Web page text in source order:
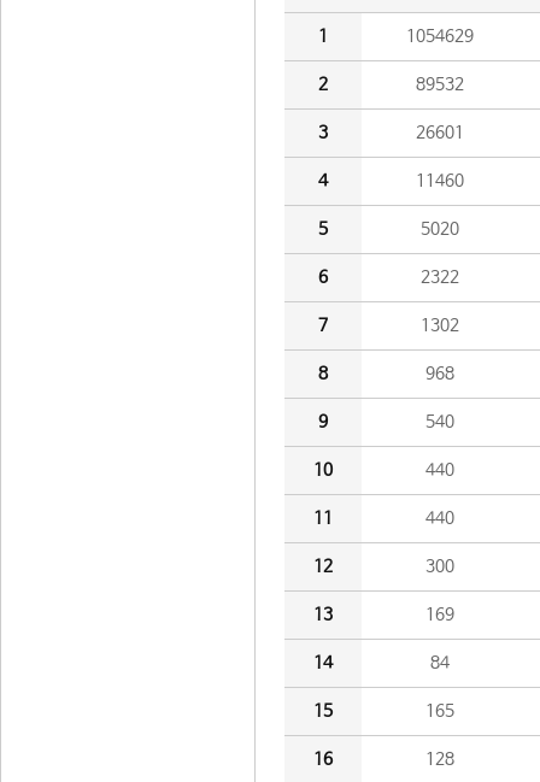
1 1054629
2 89532
3 26601
4 11460
5 5020
6 2322
7 1302
8 968
9 540
10 440
11 440
12 300
13 169
14 84
15 165
16 128